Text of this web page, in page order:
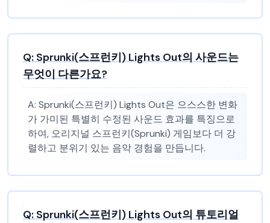
Q: Sprunki(스프런키) Lights Out의 사운드는
무엇이 다른가요?
A: Sprunki(스프런키) Lights Out은 으스스한 변화
가 가미된 특별히 수정된 사운드 효과를 특징으로
하여, 오리지널 스프런키(Sprunki) 게임보다 더 강
렬하고 분위기 있는 음악 경험을 만듭니다.
Q: Sprunki(스프런키) Lights Out의 튜토리얼